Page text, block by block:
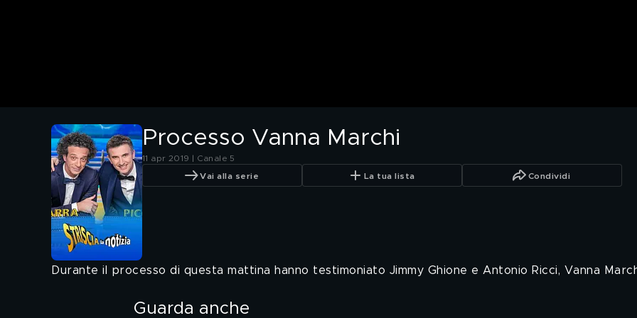
Processo Vanna Marchi
11 apr 2019 | Canale 5
Vai alla serie La tua lista Condividi
Durante il processo di questa mattina hanno testimoniato Jimmy Ghione e Antonio Ricci, Vanna
Guarda anche